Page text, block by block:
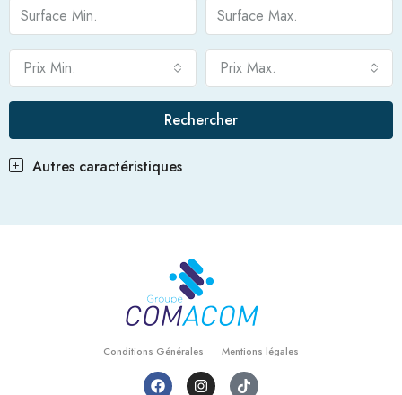
Prix Min. Prix Max.
Rechercher
Autres caractéristiques
Conditions Générales Mentions légales